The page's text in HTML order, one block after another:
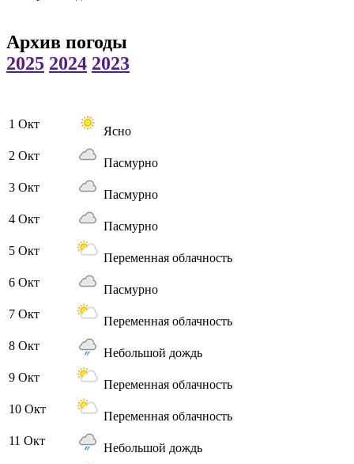
Архив погоды
2025 2024 2023
1 Окт
Ясно
2 Окт
Пасмурно
3 Окт
Пасмурно
4 Окт
Пасмурно
5 Окт
Переменная облачность
6 Окт
Пасмурно
7 Окт
Переменная облачность
8 Окт
Небольшой дождь
9 Окт
Переменная облачность
10 Окт
Переменная облачность
11 Окт
Небольшой дождь